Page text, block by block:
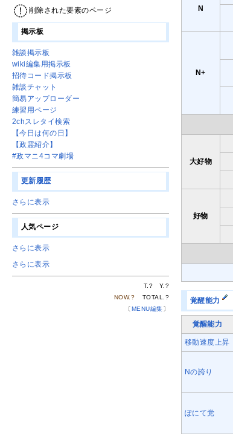
N
N+
大好物
好物
覚醒能力
覚醒能力
移動速度上昇
Nの誇り
ぽにて党
削除された要素のページ
掲示板
雑談掲示板
wiki編集用掲示板
招待コード掲示板
雑談チャット
簡易アップローダー
練習用ページ
2chスレタイ検索
【今日は何の日】
【政霊紹介】
#政マニ4コマ劇場
更新履歴
さらに表示
人気ページ
さらに表示
さらに表示
T. ? Y. ?
NOW.? TOTAL. ?
〔MENU編集〕